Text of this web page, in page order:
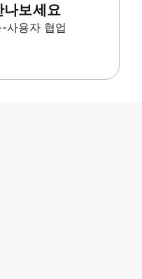
보세요
사용자 협업